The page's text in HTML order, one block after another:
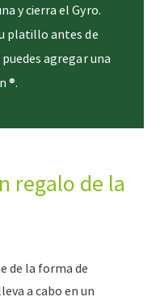
y cierra el Gyro.
platillo antes de
agregar una
®.
regalo de la
de la forma de
a cabo en un